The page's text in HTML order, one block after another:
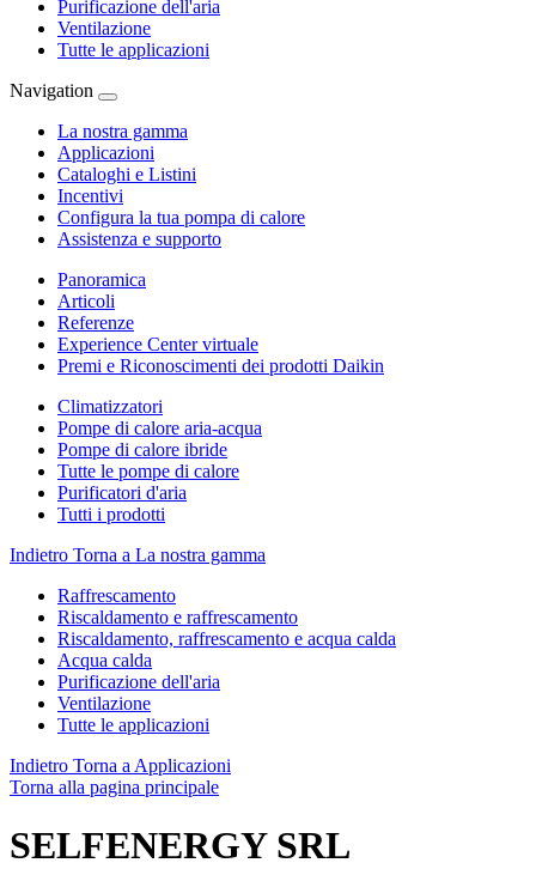
Purificazione dell'aria
Ventilazione
Tutte le applicazioni
Navigation
La nostra gamma
Applicazioni
Cataloghi e Listini
Incentivi
Configura la tua pompa di calore
Assistenza e supporto
Panoramica
Articoli
Referenze
Experience Center virtuale
Premi e Riconoscimenti dei prodotti Daikin
Climatizzatori
Pompe di calore aria-acqua
Pompe di calore ibride
Tutte le pompe di calore
Purificatori d'aria
Tutti i prodotti
Indietro Torna a La nostra gamma
Raffrescamento
Riscaldamento e raffrescamento
Riscaldamento, raffrescamento e acqua calda
Acqua calda
Purificazione dell'aria
Ventilazione
Tutte le applicazioni
Indietro Torna a Applicazioni
Torna alla pagina principale
SELFENERGY SRL